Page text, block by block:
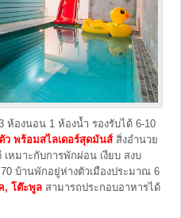
องนอน 1 ห้องน้ำ รองรับได้ 6-10
ว พร้อมสไลเดอร์สุดมันส์สิ่งอำนวย
หมาะกับการพักผ่อน เงียบ สงบ
บ้านพักอยู่ห่างตัวเมืองประมาณ 6
, โต๊ะพูล สามารถประกอบอาหารได้